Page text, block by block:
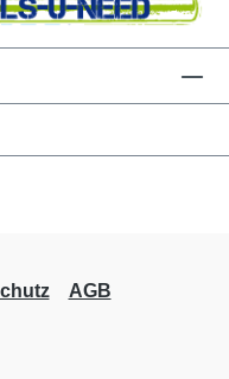
erfolgt einfach
ist
Nutzer
der
AGB